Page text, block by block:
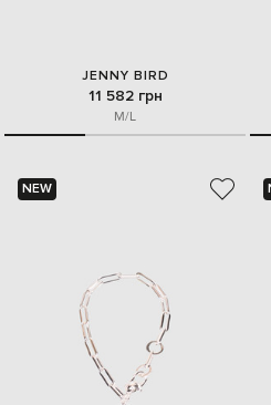
JENNY BIRD
11 582 грн
M/L
NEW